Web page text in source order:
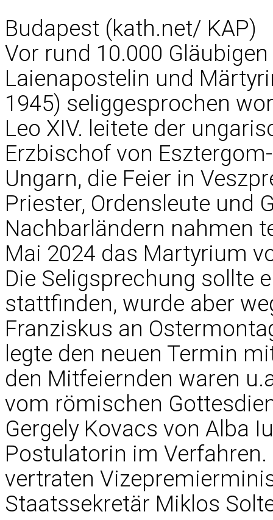
Budapest (kath.net/ KAP)
Vor rund 10.000
Laienapostelin und
1945) seliggesprochen
Leo XIV. leitete der
Erzbischof von
Ungarn, die Feier in
Priester, Ordensleute und
Nachbarländern nahmen
Mai 2024 das Martyrium
Die Seligsprechung sollte
stattfinden, wurde aber
Franziskus an
legte den neuen Termin
den Mitfeiernden waren
vom römischen
Gergely Kovacs von Alba
Postulatorin im
vertraten
Staatssekretär Miklos